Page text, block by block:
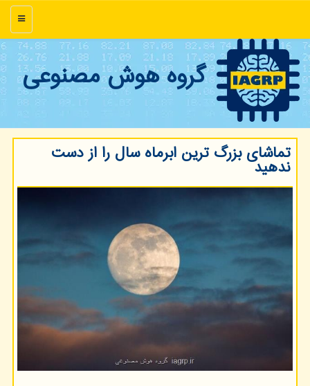
منو
گروه هوش مصنوعی
تماشای بزرگ ترین ابرماه سال را از دست
ندهید